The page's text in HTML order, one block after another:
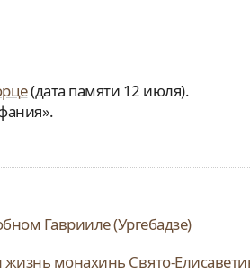
(дата памяти 12 июля).
Гаврииле (Ургебадзе)
монахинь Свято-